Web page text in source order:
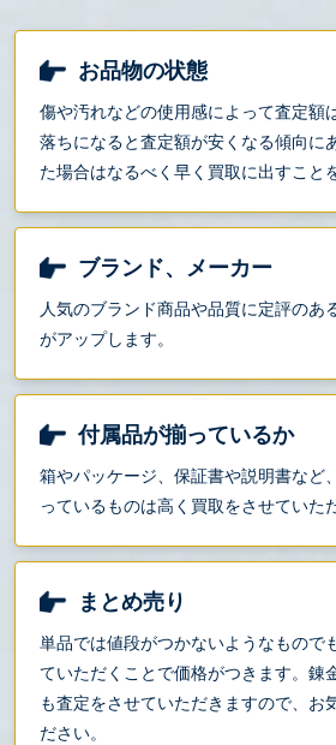
お品物の状態
傷や汚れなどの使用感によって査定額
落ちになると査定額が安くなる傾向に
た場合はなるべく早く買取に出すこと
ブランド、メーカー
人気のブランド商品や品質に定評のあ
がアップします。
付属品が揃っているか
箱やパッケージ、保証書や説明書など
っているものは高く買取をさせていた
まとめ売り
単品では値段がつかないようなもので
ていただくことで価格がつきます。錬
も査定をさせていただきますので、お
ださい。